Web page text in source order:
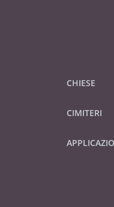
CHIESE
CIMITERI